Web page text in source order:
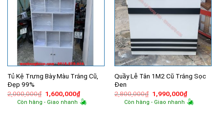
Tủ Kệ Trưng Bày Màu Trắng Cũ,
Đẹp 99%
2,000,000₫ Giá
gốc
là:
1,600,000₫Giá
hiện
tại
Còn hàng - Giao nhanh
Quầy Lễ Tân 1M2 Cũ Trắng Sọc
Đen
2,800,000₫ Giá
gốc
là:
1,990,000₫Giá
hiện
tại
Còn hàng - Giao nhanh